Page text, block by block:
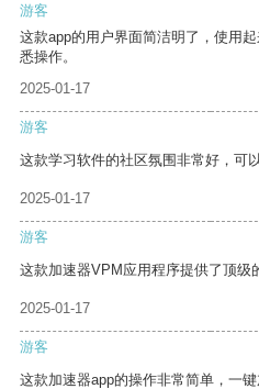
游客
这款app的用户界面简洁明了，使用
悉操作。
2025-01-17
游客
这款学习软件的社区氛围非常好，可
2025-01-17
游客
这款加速器VPM应用程序提供了顶级
2025-01-17
游客
这款加速器app的操作非常简单，一键